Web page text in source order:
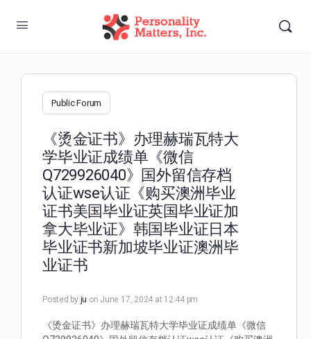
Public Forum
《烫金证书》办理赫瑞瓦特大
学毕业证成绩单《微信
Q729926040》国外留信存档
认证wse认证《购买澳洲毕业
证书美国毕业证英国毕业证加
拿大毕业证》韩国毕业证日本
毕业证书新加坡毕业证澳洲毕
业证书
Posted by ju on June 17, 2024 at 12:44 pm
《烫金证书》办理赫瑞瓦特大学毕业证成绩单《微信